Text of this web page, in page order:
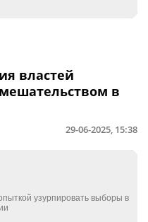
властей
в
29-06-2025, 15:38